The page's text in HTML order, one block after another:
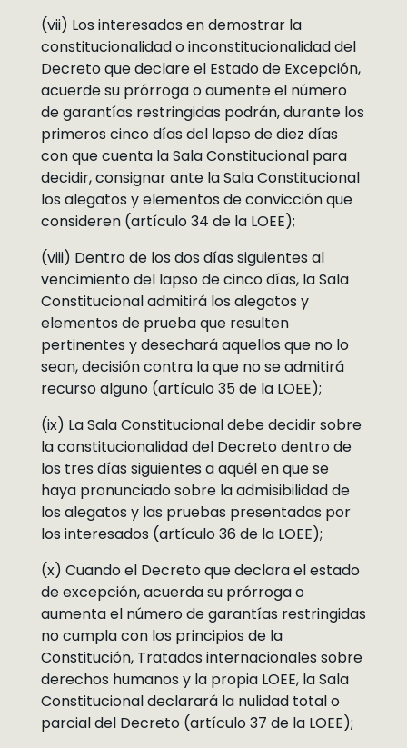
(vii) Los interesados en demostrar la
constitucionalidad o inconstitucionalidad del
Decreto que declare el Estado de Excepción,
acuerde su prórroga o aumente el número
de garantías restringidas podrán, durante los
primeros cinco días del lapso de diez días
con que cuenta la Sala Constitucional para
decidir, consignar ante la Sala Constitucional
los alegatos y elementos de convicción que
consideren (artículo 34 de la LOEE);
(viii) Dentro de los dos días siguientes al
vencimiento del lapso de cinco días, la Sala
Constitucional admitirá los alegatos y
elementos de prueba que resulten
pertinentes y desechará aquellos que no lo
sean, decisión contra la que no se admitirá
recurso alguno (artículo 35 de la LOEE);
(ix) La Sala Constitucional debe decidir sobre
la constitucionalidad del Decreto dentro de
los tres días siguientes a aquél en que se
haya pronunciado sobre la admisibilidad de
los alegatos y las pruebas presentadas por
los interesados (artículo 36 de la LOEE);
(x) Cuando el Decreto que declara el estado
de excepción, acuerda su prórroga o
aumenta el número de garantías restringidas
no cumpla con los principios de la
Constitución, Tratados internacionales sobre
derechos humanos y la propia LOEE, la Sala
Constitucional declarará la nulidad total o
parcial del Decreto (artículo 37 de la LOEE);